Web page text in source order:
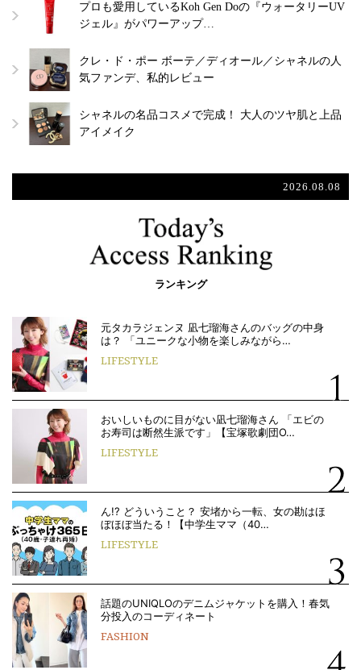
プロも愛用しているKoh Gen Doの『ウォータリーUV
ジェル』がパワーアップ…
クレ・ド・ポー ボーテ／ディオール／シャネルの人
気ファンデ、私的レビュー
シャネルの名品コスメで完成！ 大人のツヤ肌と上品
アイメイク
2026.08.08
ランキング
元タカラジェンヌ 凪七瑠海さんのバッグの中身
は？ 「ユニークな小物を楽しみながら…
LIFESTYLE
おいしいものに目がない凪七瑠海さん 「エビの
お寿司は断然生派です」【宝塚歌劇団O…
LIFESTYLE
ん!? どういうこと？ 安堵から一転、女の勘はほ
ぼほぼ当たる！【中学生ママ（40…
LIFESTYLE
話題のUNIQLOのデニムジャケットを購入！春気
分投入のコーディネート
FASHION